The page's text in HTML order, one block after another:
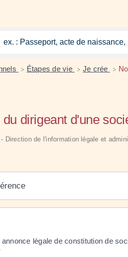
> Étapes de vie > Je crée >
du dirigeant d'une
- Direction de l'information légale et
annonce légale de constitution de